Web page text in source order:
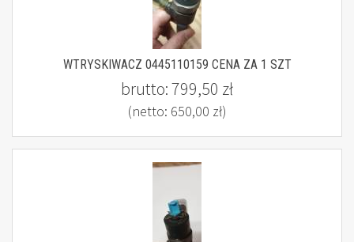
WTRYSKIWACZ 0445110159 CENA ZA 1 SZT
brutto:799,50 zł
(netto: 650,00 zł)